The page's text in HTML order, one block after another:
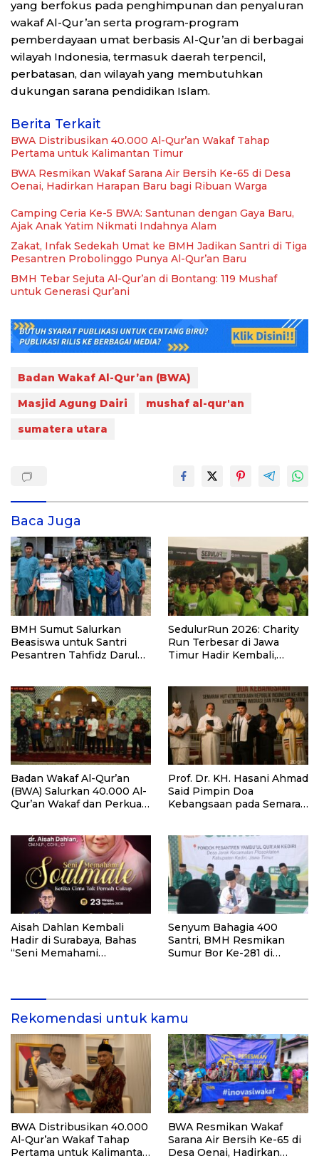
yang berfokus pada penghimpunan dan penyaluran
wakaf Al-Qur’an serta program-program
pemberdayaan umat berbasis Al-Qur’an di berbagai
wilayah Indonesia, termasuk daerah terpencil,
perbatasan, dan wilayah yang membutuhkan
dukungan sarana pendidikan Islam.
Berita Terkait
BWA Distribusikan 40.000 Al-Qur’an Wakaf Tahap
Pertama untuk Kalimantan Timur
BWA Resmikan Wakaf Sarana Air Bersih Ke-65 di Desa
Oenai, Hadirkan Harapan Baru bagi Ribuan Warga
Camping Ceria Ke-5 BWA: Santunan dengan Gaya Baru,
Ajak Anak Yatim Nikmati Indahnya Alam
Zakat, Infak Sedekah Umat ke BMH Jadikan Santri di Tiga
Pesantren Probolinggo Punya Al-Qur’an Baru
BMH Tebar Sejuta Al-Qur’an di Bontang: 119 Mushaf
untuk Generasi Qur’ani
Badan Wakaf Al-Qur’an (BWA)
Masjid Agung Dairi
mushaf al-qur'an
sumatera utara
Baca Juga
BMH Sumut Salurkan
Beasiswa untuk Santri
Pesantren Tahfidz Darul
SedulurRun 2026: Charity
Run Terbesar di Jawa
Timur Hadir Kembali,
Santri dan Guru Honorer
Badan Wakaf Al-Qur’an
(BWA) Salurkan 40.000 Al-
Qur’an Wakaf dan Perkuat
Prof. Dr. KH. Hasani Ahmad
Said Pimpin Doa
Kebangsaan pada Semarak
dan Pemasyarakatan RI
Aisah Dahlan Kembali
Hadir di Surabaya, Bahas
“Seni Memahami
Senyum Bahagia 400
Santri, BMH Resmikan
Sumur Bor Ke-281 di
Rekomendasi untuk kamu
BWA Distribusikan 40.000
Al-Qur’an Wakaf Tahap
Pertama untuk Kalimantan
BWA Resmikan Wakaf
Sarana Air Bersih Ke-65 di
Desa Oenai, Hadirkan